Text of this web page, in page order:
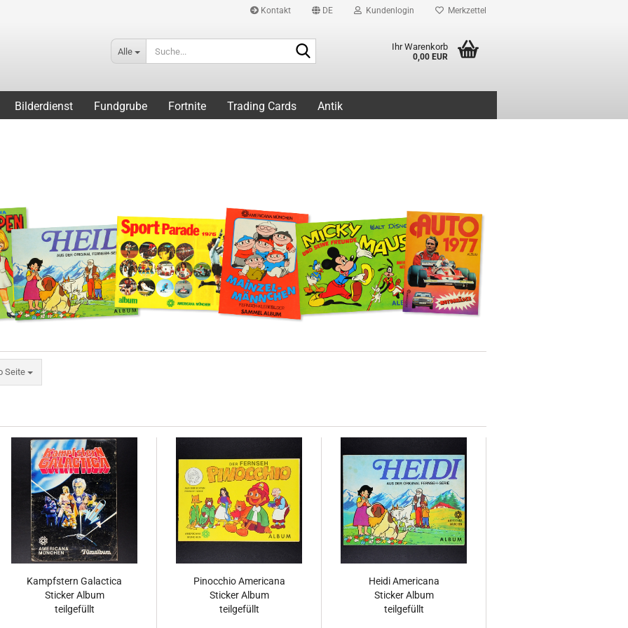
Kontakt DE Kundenlogin Merkzettel
Alle Ihr Warenkorb
0,00 EUR
Bilderdienst Fundgrube Fortnite Trading Cards Antik
Seite
Kampfstern Galactica
Sticker Album
teilgefüllt
Pinocchio Americana
Sticker Album
teilgefüllt
Heidi Americana
Sticker Album
teilgefüllt